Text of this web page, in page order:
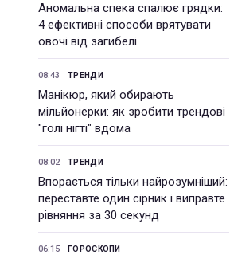
Аномальна спека спалює грядки:
4 ефективні способи врятувати
овочі від загибелі
08:43 ТРЕНДИ
Манікюр, який обирають
мільйонерки: як зробити трендові
"голі нігті" вдома
08:02 ТРЕНДИ
Впорається тільки найрозумніший:
переставте один сірник і виправте
рівняння за 30 секунд
06:15 ГОРОСКОПИ